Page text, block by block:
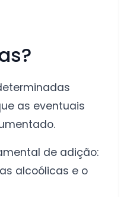
as eventuais
de adição:
alcoólicas e o